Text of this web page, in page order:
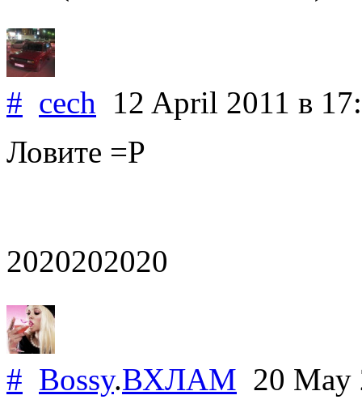
# cech 12 April 2011 в
Ловите =Р
2020202020
# Bossy.ВХЛАМ 20